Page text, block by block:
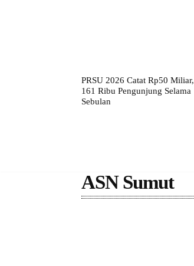
PRSU 2026 Catat Rp50 Miliar,
161 Ribu Pengunjung Selama
Sebulan
ASN Sumut